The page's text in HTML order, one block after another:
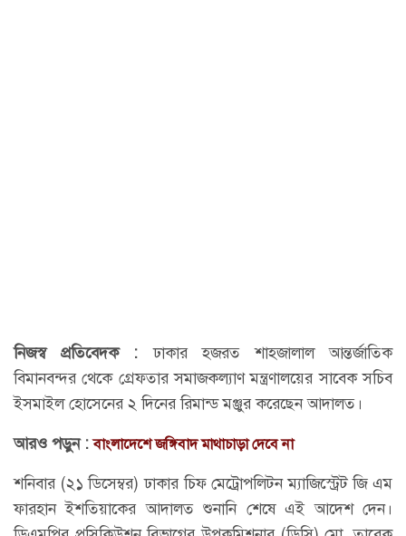
নিজস্ব প্রতিবেদক :ঢাকার হজরত শাহজালাল আন্তর্জাতিক
বিমানবন্দর থেকে গ্রেফতার সমাজকল্যাণ মন্ত্রণালয়ের সাবেক সচিব
ইসমাইল হোসেনের ২ দিনের রিমান্ড মঞ্জুর করেছেন আদালত।
আরও পড়ুন :বাংলাদেশে জঙ্গিবাদ মাথাচাড়া দেবে না
শনিবার (২১ ডিসেম্বর) ঢাকার চিফ মেট্রোপলিটন ম্যাজিস্ট্রেট জি এম
ফারহান ইশতিয়াকের আদালত শুনানি শেষে এই আদেশ দেন।